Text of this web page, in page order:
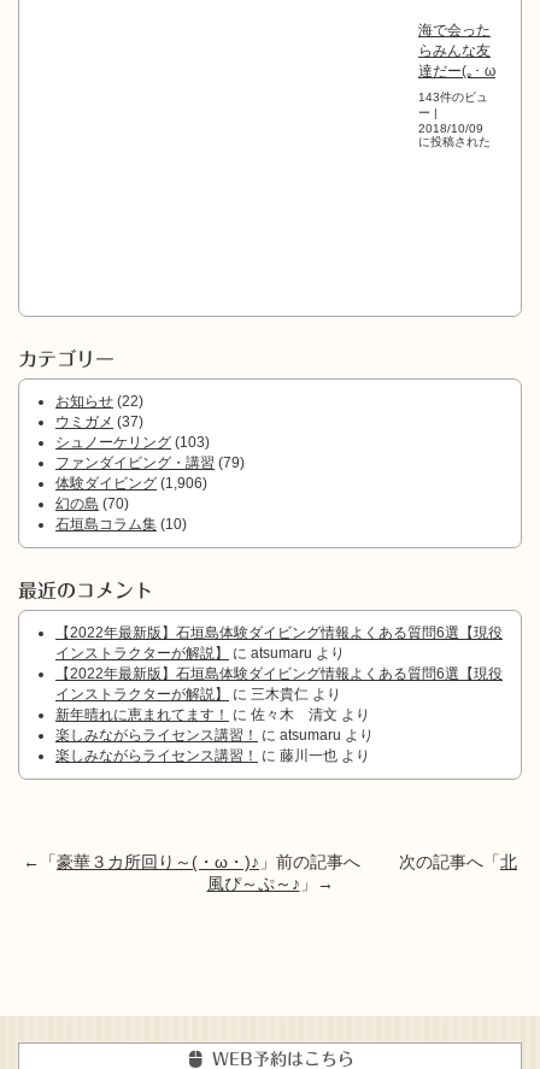
海で会った
らみんな友
達だー(｡･ ω
143件のビュ
ー |
2018/10/09
に投稿された
カテゴリー
お知らせ (22)
ウミガメ (37)
シュノーケリング (103)
ファンダイビング・講習 (79)
体験ダイビング (1,906)
幻の島 (70)
石垣島コラム集 (10)
最近のコメント
【2022年最新版】石垣島体験ダイビング情報よくある質問6選【現役
インストラクターが解説】
に atsumaru より
【2022年最新版】石垣島体験ダイビング情報よくある質問6選【現役
インストラクターが解説】
に 三木貴仁 より
新年晴れに恵まれてます！
に 佐々木 清文 より
楽しみながらライセンス講習！
に atsumaru より
楽しみながらライセンス講習！
に 藤川一也 より
←「豪華３カ所回り～(・ω・)♪ 」前の記事へ 次の記事へ「北
風ぴ～ぷ～♪ 」→
WEB予約はこちら